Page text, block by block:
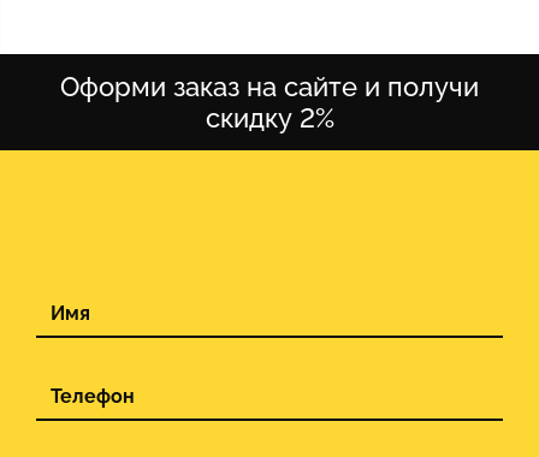
Оформи заказ на сайте и получи
скидку 2%